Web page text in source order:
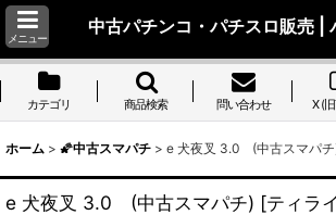
メニュー
中古パチンコ・パチスロ販売 |
カテゴリ 商品検索 問い合わせ X (
ホーム > 🌠中古スマパチ > e 犬夜叉 3.0 (中古スマパチ
e 犬夜叉 3.0 (中古スマパチ) [ティラ